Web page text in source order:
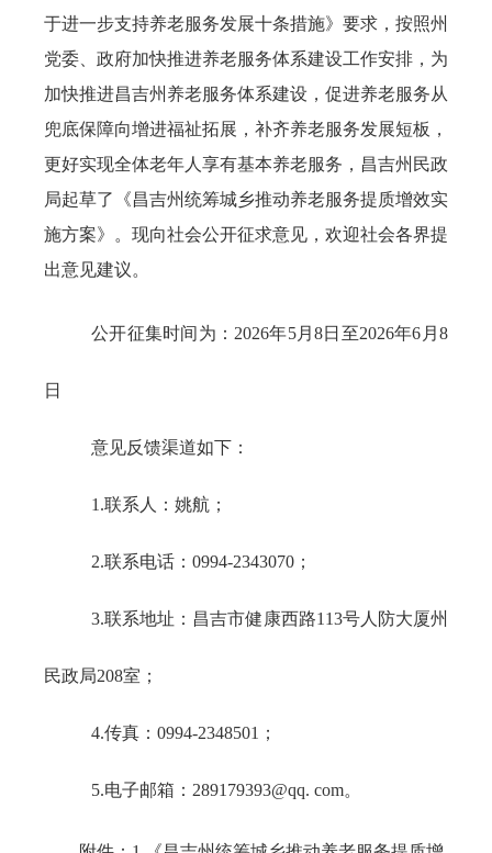
于进一步支持养老服务发展十条措施》要求，按照州
党委、政府加快推进养老服务体系建设工作安排，为
加快推进昌吉州养老服务体系建设，促进养老服务从
兜底保障向增进福祉拓展，补齐养老服务发展短板，
更好实现全体老年人享有基本养老服务，昌吉州民政
局起草了《昌吉州统筹城乡推动养老服务提质增效实
施方案》。现向社会公开征求意见，欢迎社会各界提
出意见建议。
公开征集时间为：2026年5月8日至2026年6月8
日
意见反馈渠道如下：
1.联系人：姚航；
2.联系电话：0994-2343070；
3.联系地址：昌吉市健康西路113号人防大厦州
民政局208室；
4.传真：0994-2348501；
5.电子邮箱：289179393@qq. com。